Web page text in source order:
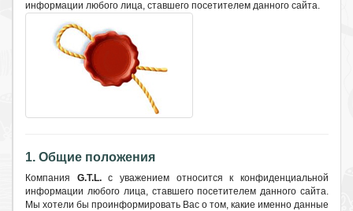
информации любого лица, ставшего посетителем данного сайта.
1. Общие положения
Компания G.T.L.с уважением относится к конфиденциальной
информации любого лица, ставшего посетителем данного сайта.
Мы хотели бы проинформировать Вас о том, какие именно данные